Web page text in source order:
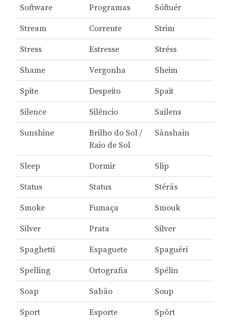
Software Programas Sóftuér
Stream Corrente Strim
Stress Estresse Stréss
Shame Vergonha Sheim
Spite Despeito Spait
Silence Silêncio Sailens
Sunshine
Brilho do Sol /
Raio de Sol
Sãnshain
Sleep Dormir Slip
Status Status Stérãs
Smoke Fumaça Smouk
Silver Prata Silver
Spaghetti Espaguete Spaguéri
Spelling Ortografia Spélin
Soap Sabão Soup
Sport Esporte Spôrt